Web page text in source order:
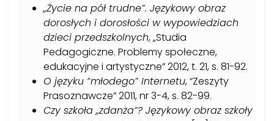
„Życie na pół trudne”. Językowy obraz
dorosłych i dorosłości w wypowiedziach
dzieci przedszkolnych, „Studia
Pedagogiczne. Problemy społeczne,
edukacyjne i artystyczne” 2012, t. 21, s. 81-92.
O języku “młodego” Internetu, “Zeszyty
Prasoznawcze” 2011, nr 3-4, s. 82-99.
Czy szkoła „zdanża”? Językowy obraz szkoły